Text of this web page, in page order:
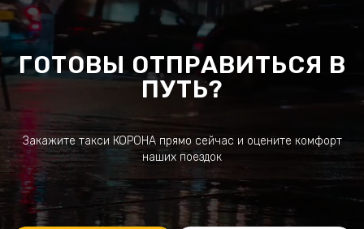
ГОТОВЫ ОТПРАВИТЬСЯ В
ПУТЬ?
Закажите такси КОРОНА прямо сейчас и оцените комфорт
наших поездок